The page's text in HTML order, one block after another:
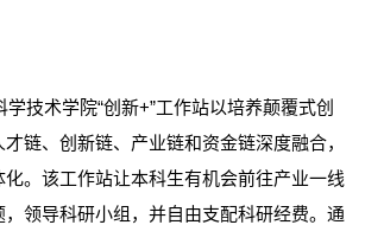
技术学院“创新+”工作站以培养颠覆式创
链、创新链、产业链和资金链深度融合，
。该工作站让本科生有机会前往产业一线
领导科研小组，并自由支配科研经费。通